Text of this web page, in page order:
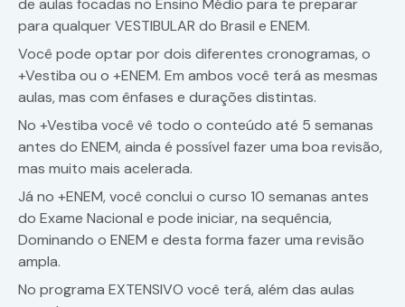
de aulas focadas no Ensino Médio para te preparar
para qualquer VESTIBULAR do Brasil e ENEM.
Você pode optar por dois diferentes cronogramas, o
+Vestiba ou o +ENEM. Em ambos você terá as mesmas
aulas, mas com ênfases e durações distintas.
No +Vestiba você vê todo o conteúdo até 5 semanas
antes do ENEM, ainda é possível fazer uma boa revisão,
mas muito mais acelerada.
Já no +ENEM, você conclui o curso 10 semanas antes
do Exame Nacional e pode iniciar, na sequência,
Dominando o ENEM e desta forma fazer uma revisão
ampla.
No programa EXTENSIVO você terá, além das aulas